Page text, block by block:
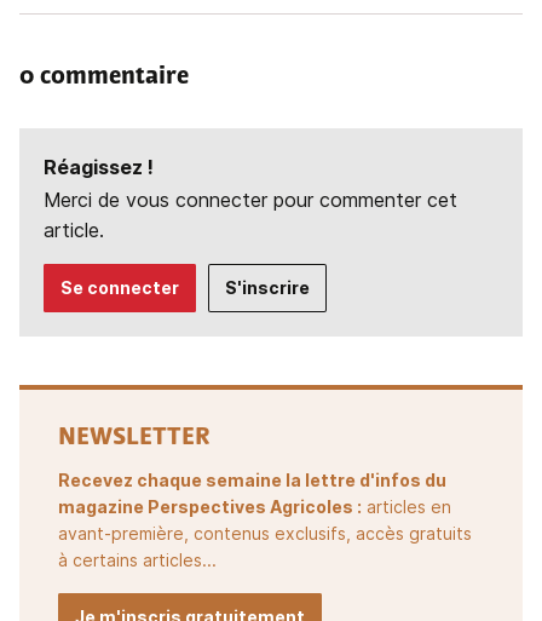
0 commentaire
Réagissez !
Merci de vous connecter pour commenter cet
article.
Se connecter S'inscrire
NEWSLETTER
Recevez chaque semaine la lettre d'infos du
magazine Perspectives Agricoles : articles en
avant-première, contenus exclusifs, accès gratuits
à certains articles...
Je m'inscris gratuitement